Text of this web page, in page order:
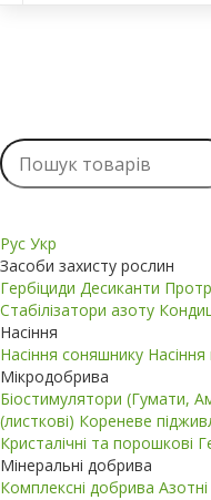
Рус Укр
Засоби захисту рослин
Гербіциди Десиканти
Стабілізатори азоту
Насіння
Насіння соняшнику Насіння
Мікродобрива
Біостимулятори (Гумати,
(листкові) Кореневе
Кристалічні та порошкові
Мінеральні добрива
Комплексні добрива